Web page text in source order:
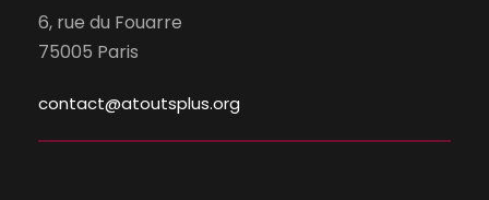
6, rue du Fouarre
75005 Paris
contact@atoutsplus.org